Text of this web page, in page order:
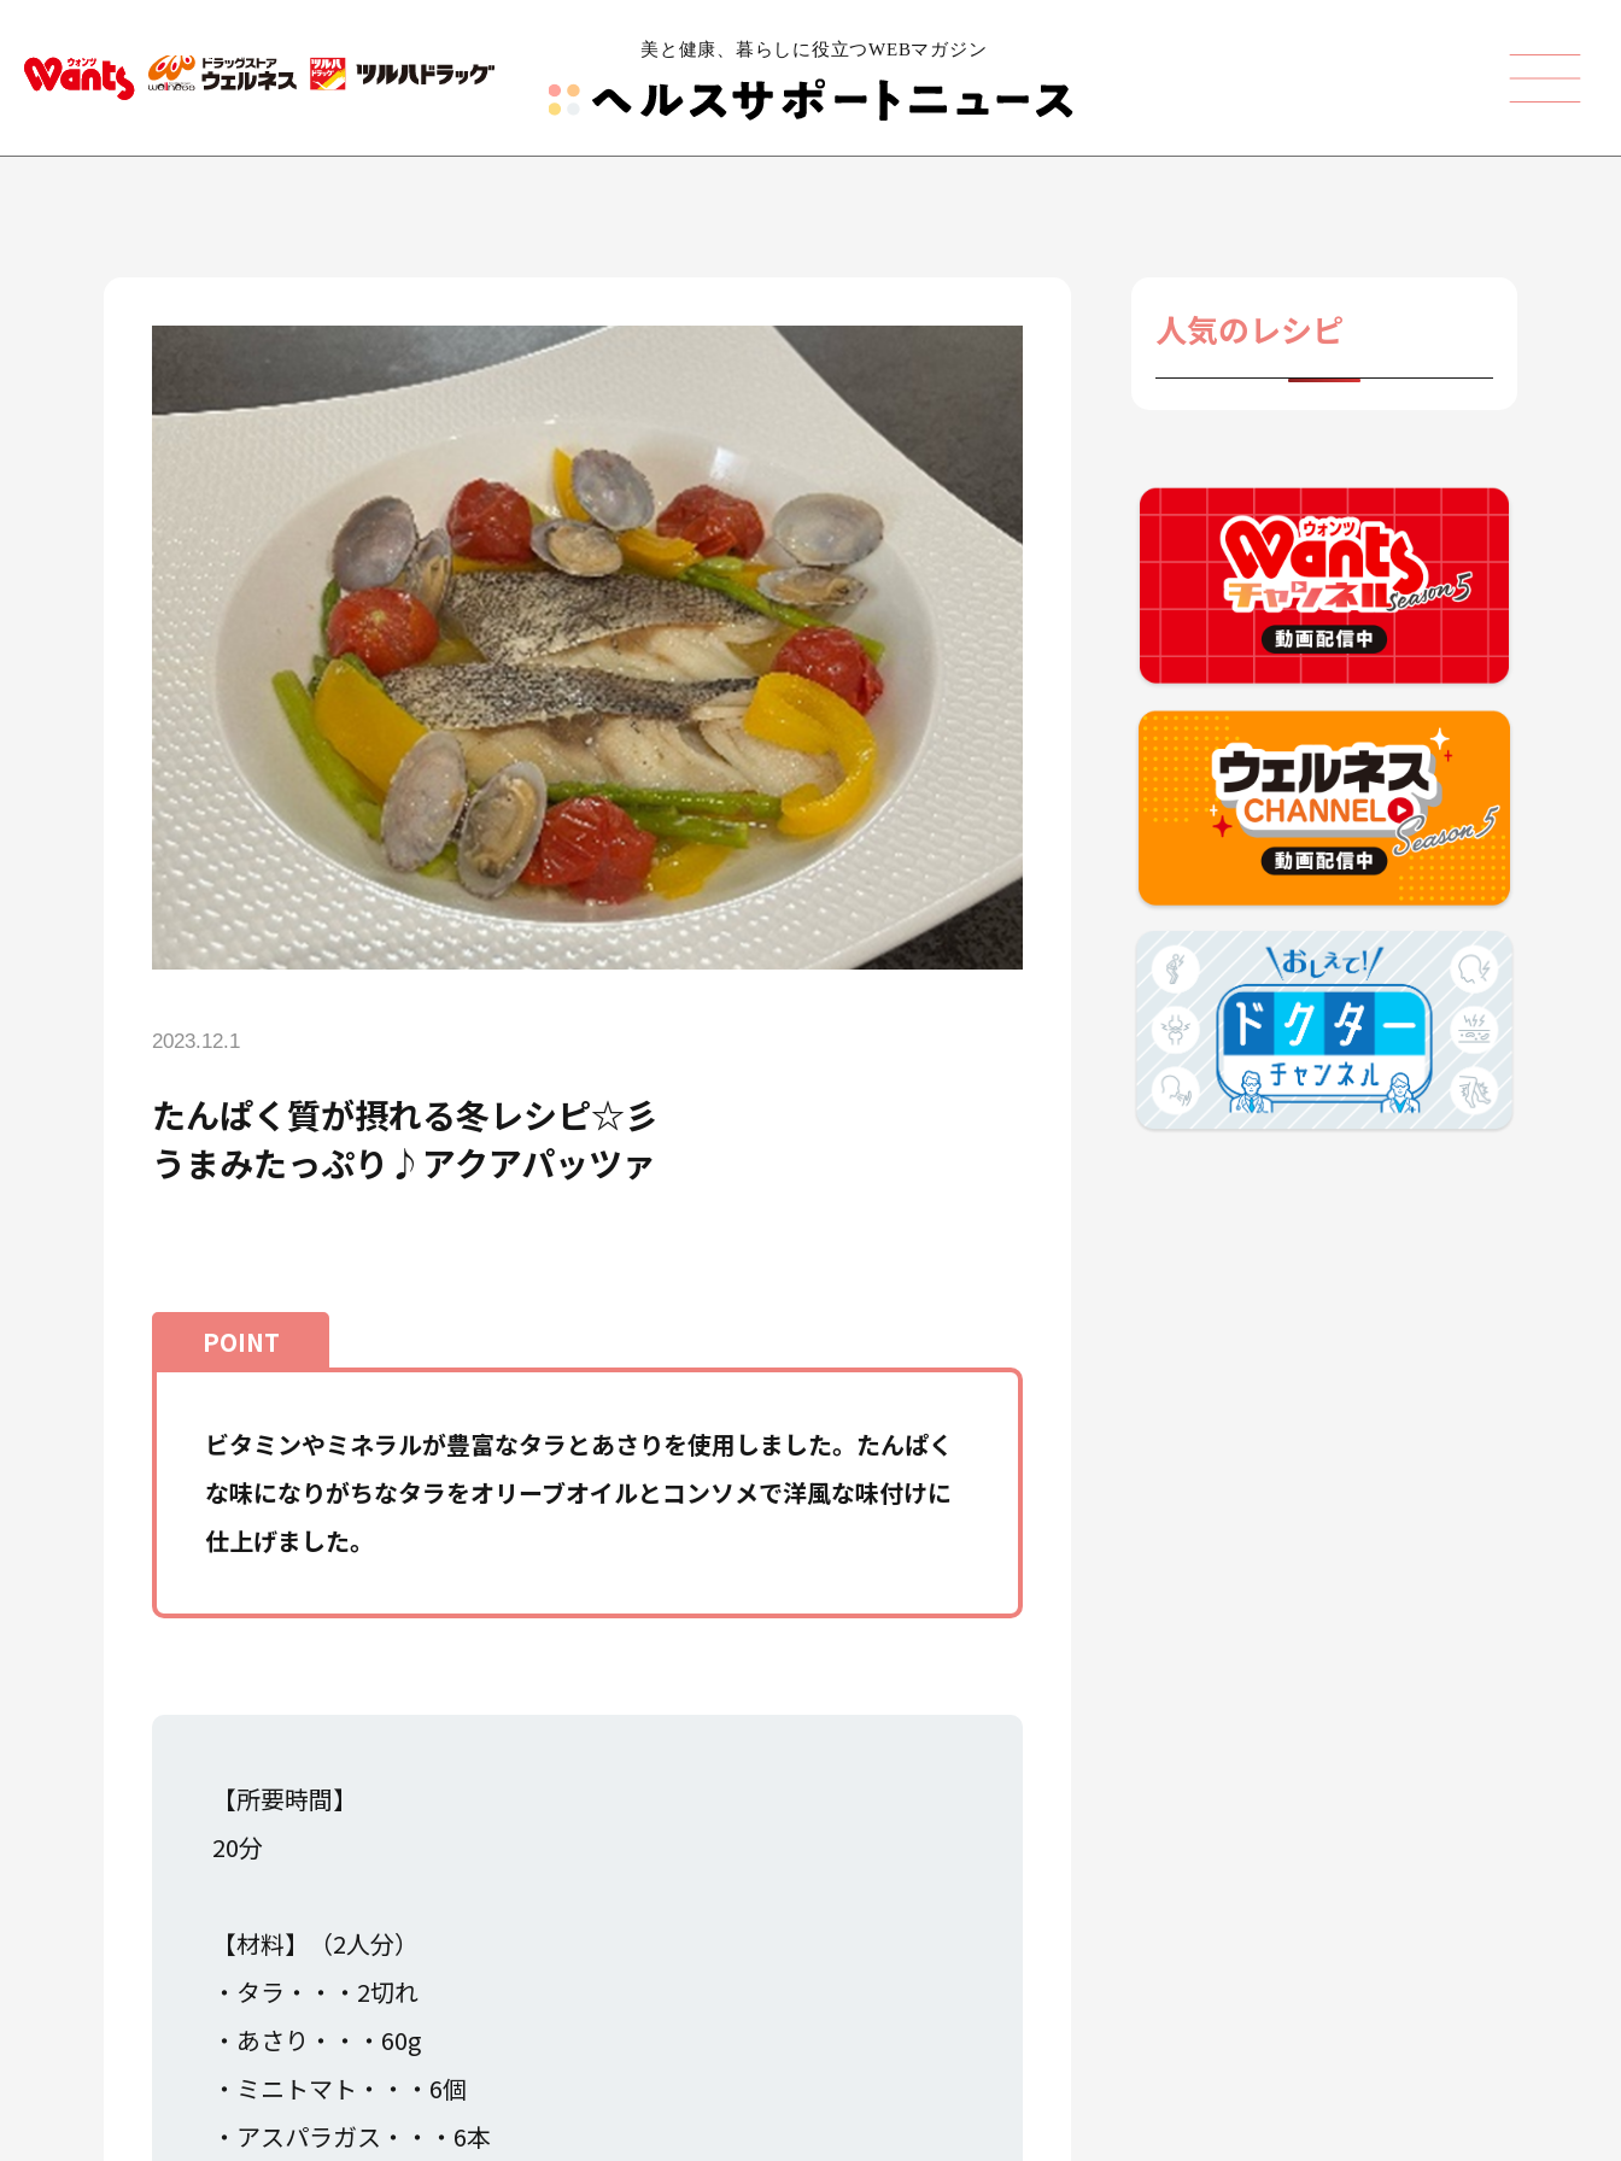
2023.12.1
たんぱく質が摂れる冬レシピ☆彡
うまみたっぷり♪アクアパッツァ
ビタミンやミネラルが豊富なタラとあさりを使用しました。たんぱく
な味になりがちなタラをオリーブオイルとコンソメで洋風な味付けに
仕上げました。
【所要時間】
20分
【材料】（2人分）
・タラ・・・2切れ
・あさり・・・60g
・ミニトマト・・・6個
・アスパラガス・・・6本
人気のレシピ